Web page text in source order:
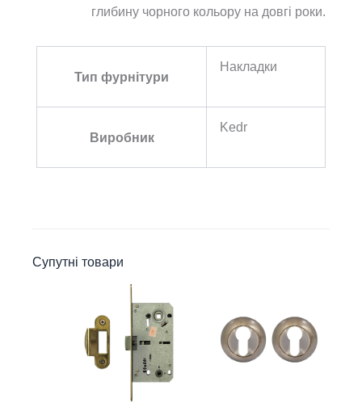
глибину чорного кольору на довгі роки.
Тип фурнітури
Накладки
Виробник
Kedr
Супутні товари